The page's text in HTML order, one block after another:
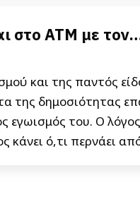
στο ΑΤΜ με
και της παντός
της δημοσιότητας
εγωισμός του. Ο
κάνει ό,τι περνάει